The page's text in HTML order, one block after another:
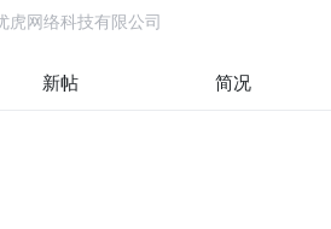
虎网络科技有限公司
新帖 简况